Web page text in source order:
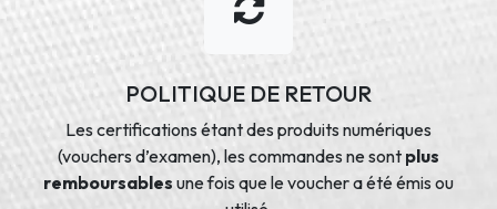
POLITIQUE DE RETOUR
Les certifications étant des produits numériques
(vouchers d’examen), les commandes ne sont plus
remboursables une fois que le voucher a été émis ou